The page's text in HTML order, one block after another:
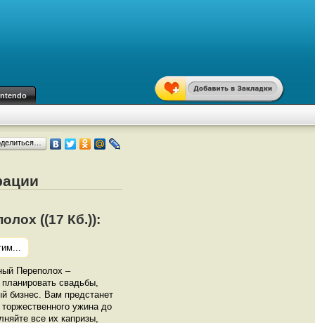
((17 Кб.)):
Переполох –
свадьбы,
бизнес. Вам предстанет
ужина до
все их капризы,